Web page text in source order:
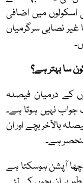
میں اضافی
غیر نصابی سرگرمیاں
سا بہتر ہے؟
کے درمیان فیصلہ
نہیں ہوتا ہے۔
بالآخر بچے اور ان
ہے۔
آپشن ہوسکتا ہے